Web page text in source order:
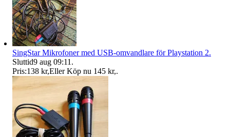
SingStar Mikrofoner med USB-omvandlare för Playstation 2.
Sluttid9 aug 09:11 .
Pris:138 kr,Eller Köp nu 145 kr,.